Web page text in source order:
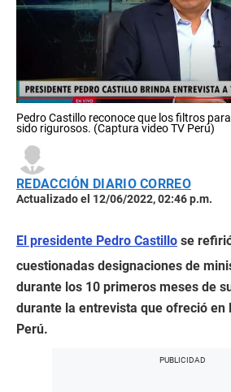
Pedro Castillo reconoce que los filtros
sido rigurosos. (Captura video TV Perú)
REDACCIÓN DIARIO CORREO
Actualizado el 12/06/2022, 02:46 p.m.
El presidente Pedro Castillo se
cuestionadas designaciones de
durante los 10 primeros meses de
durante la entrevista que ofreció en
Perú.